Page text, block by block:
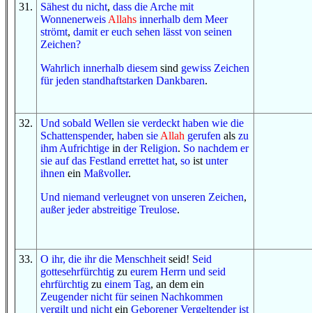
31 . Sähest du nicht, dass die Arche mit
Wonnenerweis Allahs innerhalb dem Meer
strömt, damit er euch sehen lässt von seinen
Zeichen?
Wahrlich innerhalb diesem sind gewiss Zeichen
fürjeden standhaftstarken Dankbaren.
32. Und sobald Wellen sie verdeckt haben wie die
Schattenspender, haben sie Allah gerufen als zu
ihm Aufrichtige in der Religion. So nachdem er
sie auf das Festland errettet hat, so ist unter
ihnen ein Maßvoller.
Und niemand verleugnet von unseren Zeichen,
außer jeder abstreitige Treulose.
33. O ihr, die ihr die Menschheit seid! Seid
gottesehrfürchtig zu eurem Herrn und seid
ehrfürchtig zu einem Tag, an dem ein
Zeugender nicht für seinen Nachkommen
vergilt und nicht ein Geborener Vergeltenderist